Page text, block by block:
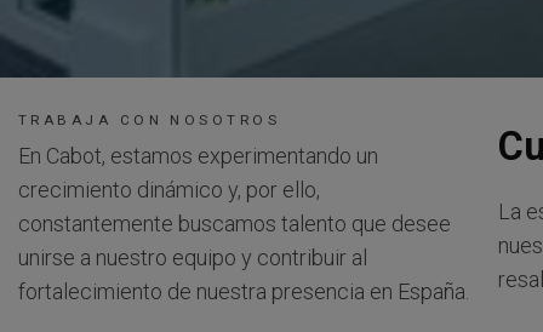
TRABAJA CON NOSOTROS
En Cabot, estamos experimentando un
crecimiento dinámico y, por ello,
constantemente buscamos talento que desee
unirse a nuestro equipo y contribuir al
fortalecimiento de nuestra presencia en España.
La